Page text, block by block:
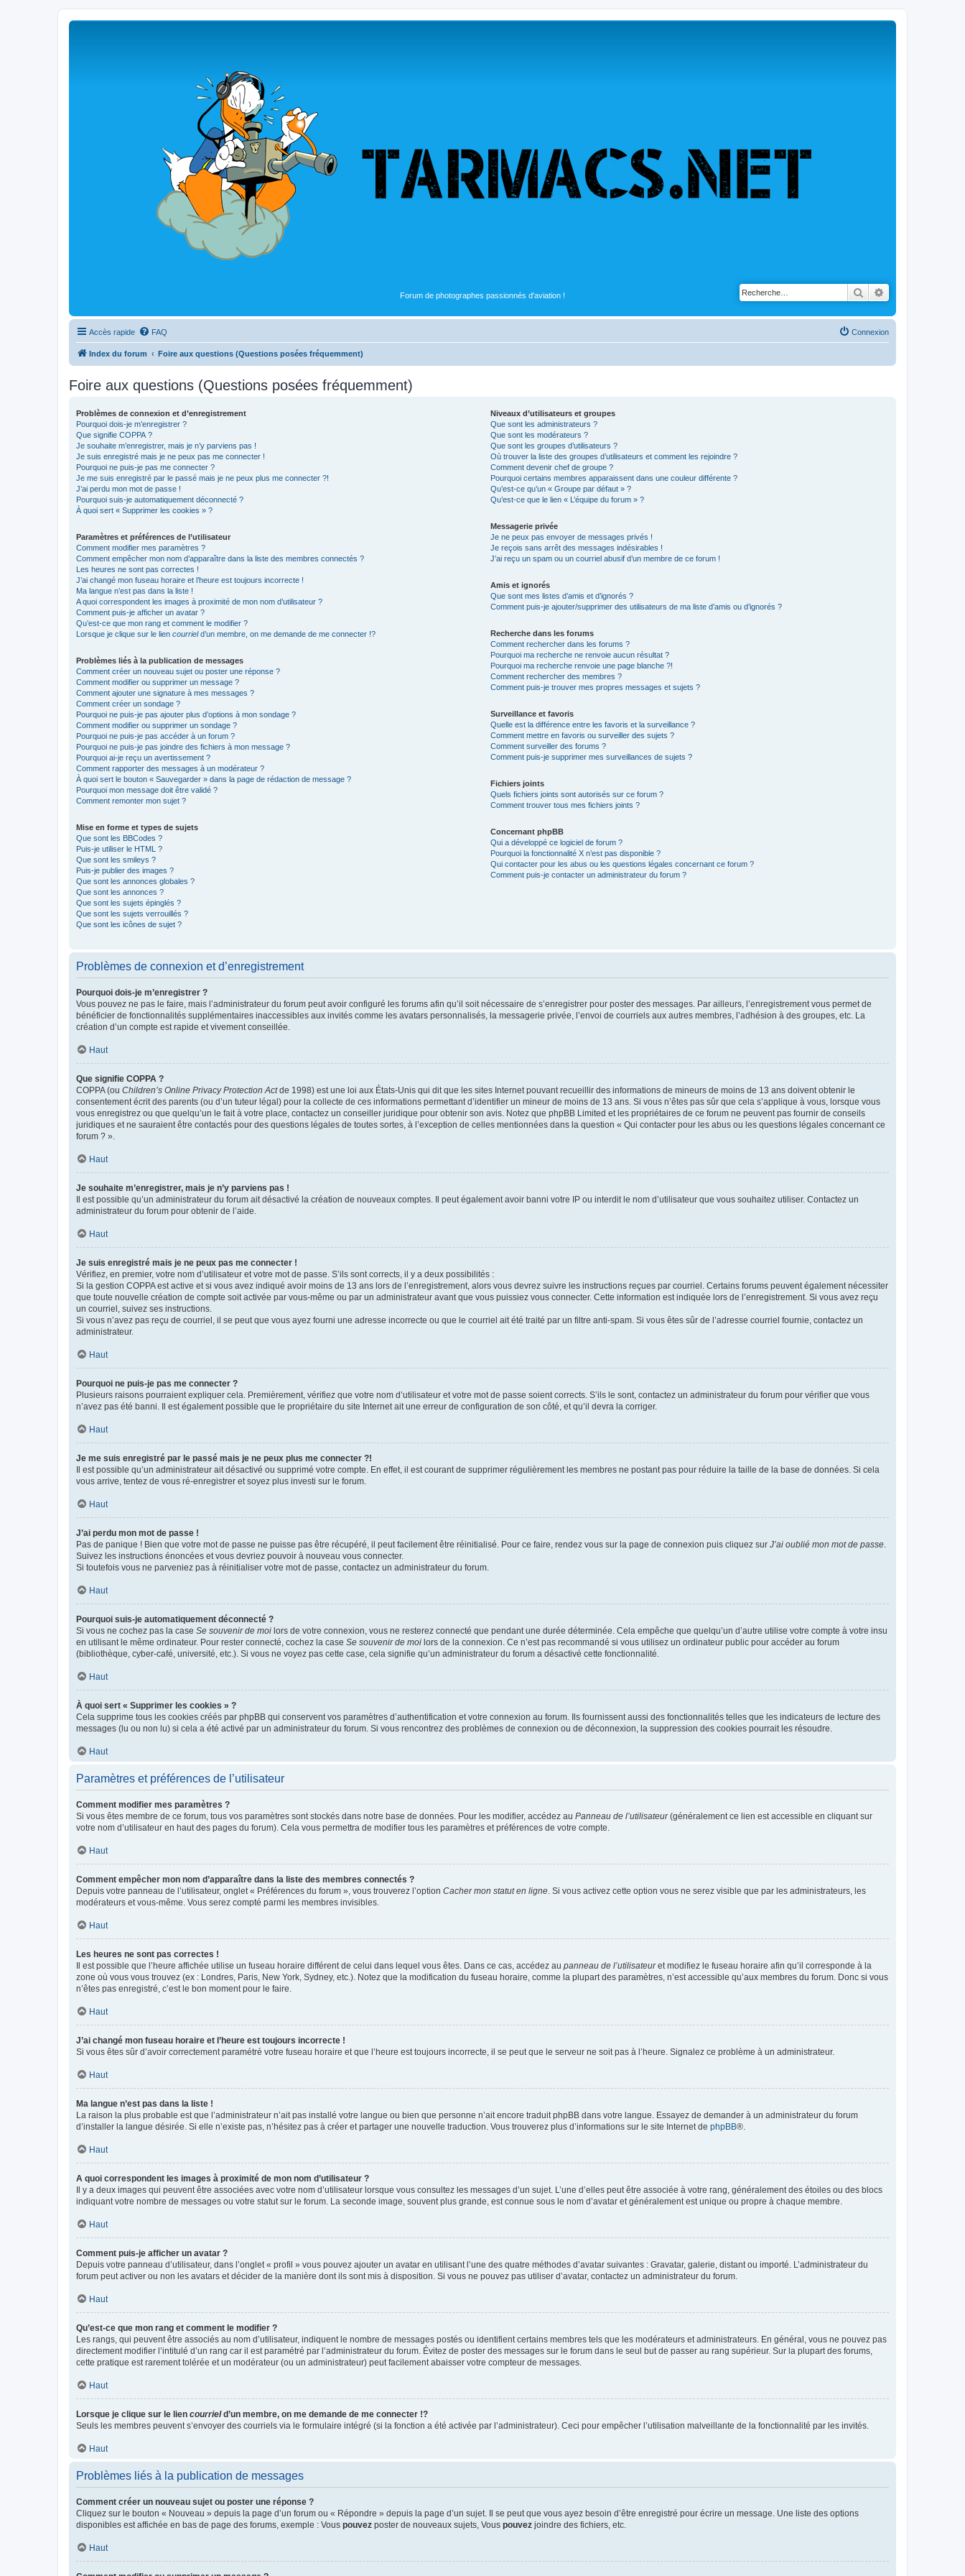
Forum de photographes passionnés d'aviation ! Rechercher
Accès rapide FAQ Connexion
Index du forum Foire aux questions (Questions posées fréquemment)
Foire aux questions (Questions posées fréquemment)
Problèmes de connexion et d’enregistrement
Pourquoi dois-je m’enregistrer ?
Que signifie COPPA ?
Je souhaite m’enregistrer, mais je n’y parviens pas !
Je suis enregistré mais je ne peux pas me connecter !
Pourquoi ne puis-je pas me connecter ?
Je me suis enregistré par le passé mais je ne peux plus me connecter ?!
J’ai perdu mon mot de passe !
Pourquoi suis-je automatiquement déconnecté ?
À quoi sert « Supprimer les cookies » ?
Paramètres et préférences de l’utilisateur
Comment modifier mes paramètres ?
Comment empêcher mon nom d’apparaître dans la liste des membres connectés ?
Les heures ne sont pas correctes !
J’ai changé mon fuseau horaire et l’heure est toujours incorrecte !
Ma langue n’est pas dans la liste !
A quoi correspondent les images à proximité de mon nom d’utilisateur ?
Comment puis-je afficher un avatar ?
Qu’est-ce que mon rang et comment le modifier ?
Lorsque je clique sur le lien courrield’un membre, on me demande de me connecter !?
Problèmes liés à la publication de messages
Comment créer un nouveau sujet ou poster une réponse ?
Comment modifier ou supprimer un message ?
Comment ajouter une signature à mes messages ?
Comment créer un sondage ?
Pourquoi ne puis-je pas ajouter plus d’options à mon sondage ?
Comment modifier ou supprimer un sondage ?
Pourquoi ne puis-je pas accéder à un forum ?
Pourquoi ne puis-je pas joindre des fichiers à mon message ?
Pourquoi ai-je reçu un avertissement ?
Comment rapporter des messages à un modérateur ?
À quoi sert le bouton « Sauvegarder » dans la page de rédaction de message ?
Pourquoi mon message doit être validé ?
Comment remonter mon sujet ?
Mise en forme et types de sujets
Que sont les BBCodes ?
Puis-je utiliser le HTML ?
Que sont les smileys ?
Puis-je publier des images ?
Que sont les annonces globales ?
Que sont les annonces ?
Que sont les sujets épinglés ?
Que sont les sujets verrouillés ?
Que sont les icônes de sujet ?
Niveaux d’utilisateurs et groupes
Que sont les administrateurs ?
Que sont les modérateurs ?
Que sont les groupes d’utilisateurs ?
Où trouver la liste des groupes d’utilisateurs et comment les rejoindre ?
Comment devenir chef de groupe ?
Pourquoi certains membres apparaissent dans une couleur différente ?
Qu’est-ce qu’un « Groupe par défaut » ?
Qu’est-ce que le lien « L’équipe du forum » ?
Messagerie privée
Je ne peux pas envoyer de messages privés !
Je reçois sans arrêt des messages indésirables !
J’ai reçu un spam ou un courriel abusif d’un membre de ce forum !
Amis et ignorés
Que sont mes listes d’amis et d’ignorés ?
Comment puis-je ajouter/supprimer des utilisateurs de ma liste d’amis ou d’ignorés ?
Recherche dans les forums
Comment rechercher dans les forums ?
Pourquoi ma recherche ne renvoie aucun résultat ?
Pourquoi ma recherche renvoie une page blanche ?!
Comment rechercher des membres ?
Comment puis-je trouver mes propres messages et sujets ?
Surveillance et favoris
Quelle est la différence entre les favoris et la surveillance ?
Comment mettre en favoris ou surveiller des sujets ?
Comment surveiller des forums ?
Comment puis-je supprimer mes surveillances de sujets ?
Fichiers joints
Quels fichiers joints sont autorisés sur ce forum ?
Comment trouver tous mes fichiers joints ?
Concernant phpBB
Qui a développé ce logiciel de forum ?
Pourquoi la fonctionnalité X n’est pas disponible ?
Qui contacter pour les abus ou les questions légales concernant ce forum ?
Comment puis-je contacter un administrateur du forum ?
Problèmes de connexion et d’enregistrement
Pourquoi dois-je m’enregistrer ?
Vous pouvez ne pas le faire, mais l’administrateur du forum peut avoir configuré les forums afin qu’il soit nécessaire de s’enregistrer pour poster des messages. Par ailleurs, l’enregistrement vous permet de
bénéficier de fonctionnalités supplémentaires inaccessibles aux invités comme les avatars personnalisés, la messagerie privée, l’envoi de courriels aux autres membres, l’adhésion à des groupes, etc. La
création d’un compte est rapide et vivement conseillée.
Haut
Que signifie COPPA ?
COPPA (ou Children’s Online Privacy Protection Actde 1998) est une loi aux États-Unis qui dit que les sites Internet pouvant recueillir des informations de mineurs de moins de 13 ans doivent obtenir le
consentement écrit des parents (ou d’un tuteur légal) pour la collecte de ces informations permettant d’identifier un mineur de moins de 13 ans. Si vous n’êtes pas sûr que cela s’applique à vous, lorsque vous
vous enregistrez ou que quelqu’un le fait à votre place, contactez un conseiller juridique pour obtenir son avis. Notez que phpBB Limited et les propriétaires de ce forum ne peuvent pas fournir de conseils
juridiques et ne sauraient être contactés pour des questions légales de toutes sortes, à l’exception de celles mentionnées dans la question « Qui contacter pour les abus ou les questions légales concernant ce
forum ? ».
Haut
Je souhaite m’enregistrer, mais je n’y parviens pas !
Il est possible qu’un administrateur du forum ait désactivé la création de nouveaux comptes. Il peut également avoir banni votre IP ou interdit le nom d’utilisateur que vous souhaitez utiliser. Contactez un
administrateur du forum pour obtenir de l’aide.
Haut
Je suis enregistré mais je ne peux pas me connecter !
Vérifiez, en premier, votre nom d’utilisateur et votre mot de passe. S’ils sont corrects, il y a deux possibilités :
Si la gestion COPPA est active et si vous avez indiqué avoir moins de 13 ans lors de l’enregistrement, alors vous devrez suivre les instructions reçues par courriel. Certains forums peuvent également nécessiter
que toute nouvelle création de compte soit activée par vous-même ou par un administrateur avant que vous puissiez vous connecter. Cette information est indiquée lors de l’enregistrement. Si vous avez reçu
un courriel, suivez ses instructions.
Si vous n’avez pas reçu de courriel, il se peut que vous ayez fourni une adresse incorrecte ou que le courriel ait été traité par un filtre anti-spam. Si vous êtes sûr de l’adresse courriel fournie, contactez un
administrateur.
Haut
Pourquoi ne puis-je pas me connecter ?
Plusieurs raisons pourraient expliquer cela. Premièrement, vérifiez que votre nom d’utilisateur et votre mot de passe soient corrects. S’ils le sont, contactez un administrateur du forum pour vérifier que vous
n’avez pas été banni. Il est également possible que le propriétaire du site Internet ait une erreur de configuration de son côté, et qu’il devra la corriger.
Haut
Je me suis enregistré par le passé mais je ne peux plus me connecter ?!
Il est possible qu’un administrateur ait désactivé ou supprimé votre compte. En effet, il est courant de supprimer régulièrement les membres ne postant pas pour réduire la taille de la base de données. Si cela
vous arrive, tentez de vous ré-enregistrer et soyez plus investi sur le forum.
Haut
J’ai perdu mon mot de passe !
Pas de panique ! Bien que votre mot de passe ne puisse pas être récupéré, il peut facilement être réinitialisé. Pour ce faire, rendez vous sur la page de connexion puis cliquez sur J’ai oublié mon mot de passe
Suivez les instructions énoncées et vous devriez pouvoir à nouveau vous connecter.
Si toutefois vous ne parveniez pas à réinitialiser votre mot de passe, contactez un administrateur du forum.
Haut
Pourquoi suis-je automatiquement déconnecté ?
Si vous ne cochez pas la case Se souvenir de moi lors de votre connexion, vous ne resterez connecté que pendant une durée déterminée. Cela empêche que quelqu’un d’autre utilise votre compte à votre insu
en utilisant le même ordinateur. Pour rester connecté, cochez la case Se souvenir de moi lors de la connexion. Ce n’est pas recommandé si vous utilisez un ordinateur public pour accéder au forum
(bibliothèque, cyber-café, université, etc.). Si vous ne voyez pas cette case, cela signifie qu’un administrateur du forum a désactivé cette fonctionnalité.
Haut
À quoi sert « Supprimer les cookies » ?
Cela supprime tous les cookies créés par phpBB qui conservent vos paramètres d’authentification et votre connexion au forum. Ils fournissent aussi des fonctionnalités telles que les indicateurs de lecture des
messages (lu ou non lu) si cela a été activé par un administrateur du forum. Si vous rencontrez des problèmes de connexion ou de déconnexion, la suppression des cookies pourrait les résoudre.
Haut
Paramètres et préférences de l’utilisateur
Comment modifier mes paramètres ?
Si vous êtes membre de ce forum, tous vos paramètres sont stockés dans notre base de données. Pour les modifier, accédez au Panneau de l’utilisateur(généralement ce lien est accessible en cliquant sur
votre nom d’utilisateur en haut des pages du forum). Cela vous permettra de modifier tous les paramètres et préférences de votre compte.
Haut
Comment empêcher mon nom d’apparaître dans la liste des membres connectés ?
Depuis votre panneau de l’utilisateur, onglet « Préférences du forum », vous trouverez l’option Cacher mon statut en ligne . Si vous activez cette option vous ne serez visible que par les administrateurs, les
modérateurs et vous-même. Vous serez compté parmi les membres invisibles.
Haut
Les heures ne sont pas correctes !
Il est possible que l’heure affichée utilise un fuseau horaire différent de celui dans lequel vous êtes. Dans ce cas, accédez au panneau de l’utilisateuret modifiez le fuseau horaire afin qu’il corresponde à la
zone où vous vous trouvez (ex : Londres, Paris, New York, Sydney, etc.). Notez que la modification du fuseau horaire, comme la plupart des paramètres, n’est accessible qu’aux membres du forum. Donc si vous
n’êtes pas enregistré, c’est le bon moment pour le faire.
Haut
J’ai changé mon fuseau horaire et l’heure est toujours incorrecte !
Si vous êtes sûr d’avoir correctement paramétré votre fuseau horaire et que l’heure est toujours incorrecte, il se peut que le serveur ne soit pas à l’heure. Signalez ce problème à un administrateur.
Haut
Ma langue n’est pas dans la liste !
La raison la plus probable est que l’administrateur n’ait pas installé votre langue ou bien que personne n’ait encore traduit phpBB dans votre langue. Essayez de demander à un administrateur du forum
d’installer la langue désirée. Si elle n’existe pas, n’hésitez pas à créer et partager une nouvelle traduction. Vous trouverez plus d’informations sur le site Internet de phpBB®.
Haut
A quoi correspondent les images à proximité de mon nom d’utilisateur ?
Il y a deux images qui peuvent être associées avec votre nom d’utilisateur lorsque vous consultez les messages d’un sujet. L’une d’elles peut être associée à votre rang, généralement des étoiles ou des blocs
indiquant votre nombre de messages ou votre statut sur le forum. La seconde image, souvent plus grande, est connue sous le nom d’avatar et généralement est unique ou propre à chaque membre.
Haut
Comment puis-je afficher un avatar ?
Depuis votre panneau d’utilisateur, dans l’onglet « profil » vous pouvez ajouter un avatar en utilisant l’une des quatre méthodes d’avatar suivantes : Gravatar, galerie, distant ou importé. L’administrateur du
forum peut activer ou non les avatars et décider de la manière dont ils sont mis à disposition. Si vous ne pouvez pas utiliser d’avatar, contactez un administrateur du forum.
Haut
Qu’est-ce que mon rang et comment le modifier ?
Les rangs, qui peuvent être associés au nom d’utilisateur, indiquent le nombre de messages postés ou identifient certains membres tels que les modérateurs et administrateurs. En général, vous ne pouvez pas
directement modifier l’intitulé d’un rang car il est paramétré par l’administrateur du forum. Évitez de poster des messages sur le forum dans le seul but de passer au rang supérieur. Sur la plupart des forums,
cette pratique est rarement tolérée et un modérateur (ou un administrateur) peut facilement abaisser votre compteur de messages.
Haut
Lorsque je clique sur le lien courrield’un membre, on me demande de me connecter !?
Seuls les membres peuvent s’envoyer des courriels via le formulaire intégré (si la fonction a été activée par l’administrateur). Ceci pour empêcher l’utilisation malveillante de la fonctionnalité par les invités.
Haut
Problèmes liés à la publication de messages
Comment créer un nouveau sujet ou poster une réponse ?
Cliquez sur le bouton « Nouveau » depuis la page d’un forum ou « Répondre » depuis la page d’un sujet. Il se peut que vous ayez besoin d’être enregistré pour écrire un message. Une liste des options
disponibles est affichée en bas de page des forums, exemple : Vous pouvez poster de nouveaux sujets, Vous pouvez joindre des fichiers, etc.
Haut